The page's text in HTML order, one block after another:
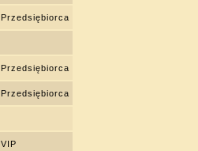
Przedsiębiorca
Przedsiębiorca
Przedsiębiorca
VIP